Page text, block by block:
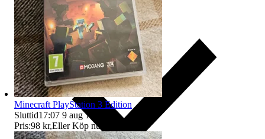
Minecraft PlayStation 3 Edition
Sluttid17:07 9 aug 17:07
Pris:98 kr,Eller Köp nu